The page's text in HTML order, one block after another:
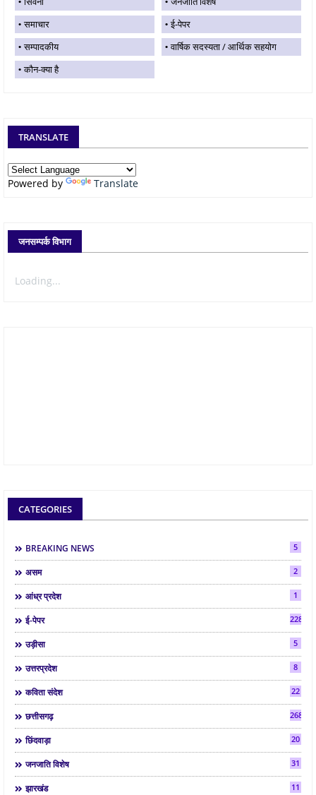
समाचार
ई-पेपर
सम्पादकीय
वार्षिक सदस्यता / आर्थिक सहयोग
कौन-क्या है
TRANSLATE
Powered by Translate
जनसम्पर्क विभाग
Loading...
CATEGORIES
BREAKING NEWS 5
असम 2
आंध्र प्रदेश 1
ई-पेपर 2286
उड़ीसा 5
उत्तरप्रदेश 8
कविता संदेश 22
छत्तीसगढ़ 268
छिंदवाड़ा 20
जनजाति विशेष 31
झारखंड 11